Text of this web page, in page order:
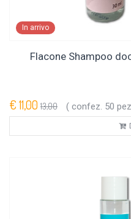
In arrivo
Flacone Shampoo
€ 11,00 13,00 ( confez. 50